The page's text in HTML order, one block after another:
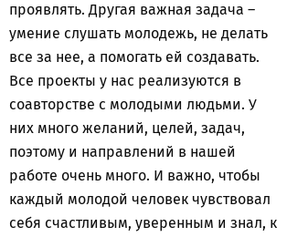
проявлять. Другая важная задача –
умение слушать молодежь, не делать
все за нее, а помогать ей создавать.
Все проекты у нас реализуются в
соавторстве с молодыми людьми. У
них много желаний, целей, задач,
поэтому и направлений в нашей
работе очень много. И важно, чтобы
каждый молодой человек чувствовал
себя счастливым, уверенным и знал, к